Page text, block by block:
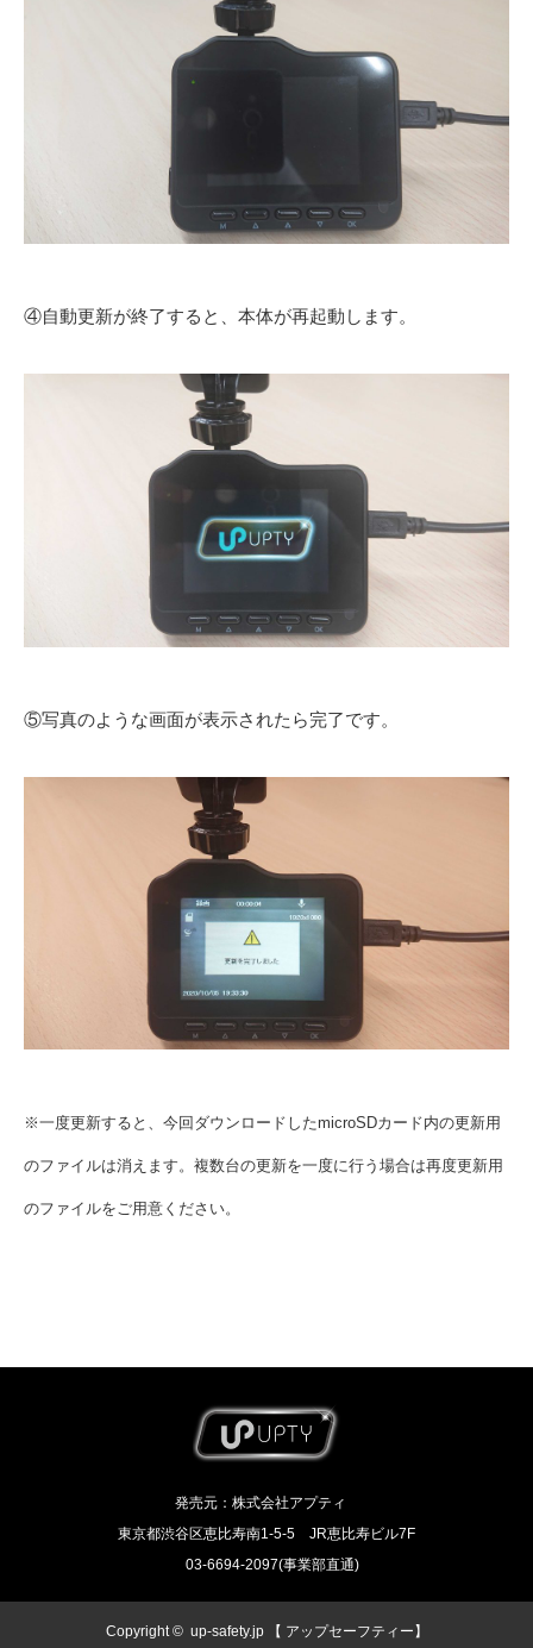
④自動更新が終了すると、本体が再起動します。
⑤写真のような画面が表示されたら完了です。
※一度更新すると、今回ダウンロードしたmicroSDカード内の更新用
のファイルは消えます。複数台の更新を一度に行う場合は再度更新用
のファイルをご用意ください。
発売元：株式会社アプティ
東京都渋谷区恵比寿南1-5-5 JR恵比寿ビル7F
03-6694-2097(事業部直通)
Copyright © up-safety.jp 【 アップセーフティー】